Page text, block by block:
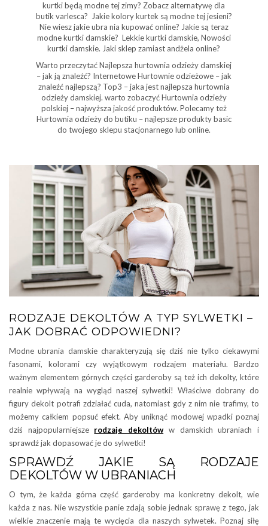
kurtki będą modne tej zimy? Zobacz alternatywę dla
butik varlesca? Jakie kolory kurtek są modne tej jesieni?
Nie wiesz jakie ubra nia kupować online? Jakie są teraz
modne kurtki damskie? Lekkie kurtki damskie, Nowości
kurtki damskie. Jaki sklep zamiast andżela online?
Warto przeczytać Najlepsza hurtownia odzieży damskiej
– jak ją znaleźć? Internetowe Hurtownie odzieżowe – jak
znaleźć najlepszą? Top3 – jaka jest najlepsza hurtownia
odzieży damskiej. warto zobaczyć Hurtownia odzieży
polskiej – najwyższa jakość produktów. Polecamy też
Hurtownia odzieży do butiku – najlepsze produkty basic
do twojego sklepu stacjonarnego lub online.
RODZAJE DEKOLTÓW A TYP SYLWETKI –
JAK DOBRAĆ ODPOWIEDNI?
Modne ubrania damskie charakteryzują się dziś nie tylko ciekawymi
fasonami, kolorami czy wyjątkowym rodzajem materiału. Bardzo
ważnym elementem górnych części garderoby są też ich dekolty, które
realnie wpływają na wygląd naszej sylwetki! Właściwe dobrany do
figury dekolt potrafi zdziałać cuda, natomiast gdy z nim nie trafimy, to
możemy całkiem popsuć efekt. Aby uniknąć modowej wpadki poznaj
dziś najpopularniejsze rodzaje dekoltów w damskich ubraniach i
sprawdź jak dopasować je do sylwetki!
SPRAWDŹ JAKIE SĄ RODZAJE
DEKOLTÓW W UBRANIACH
O tym, że każda górna część garderoby ma konkretny dekolt, wie
każda z nas. Nie wszystkie panie zdają sobie jednak sprawę z tego, jak
wielkie znaczenie mają te wycięcia dla naszych sylwetek. Poznaj siłę